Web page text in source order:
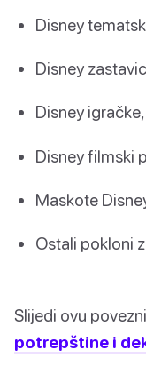
Disney
Disney
Disney
Disney filmski
Maskote
Ostali pokloni
Slijedi ovu
potrepštine i